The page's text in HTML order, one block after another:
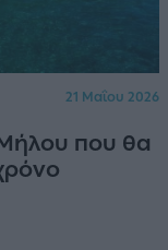
21 Μαΐου 2026
που θα